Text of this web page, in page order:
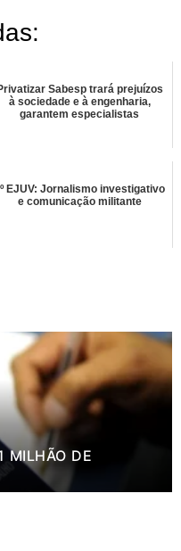
Sabesp trará prejuízos
à sociedade e à engenharia,
garantem especialistas
EJUV: Jornalismo investigativo
e comunicação militante
MILHÃO DE